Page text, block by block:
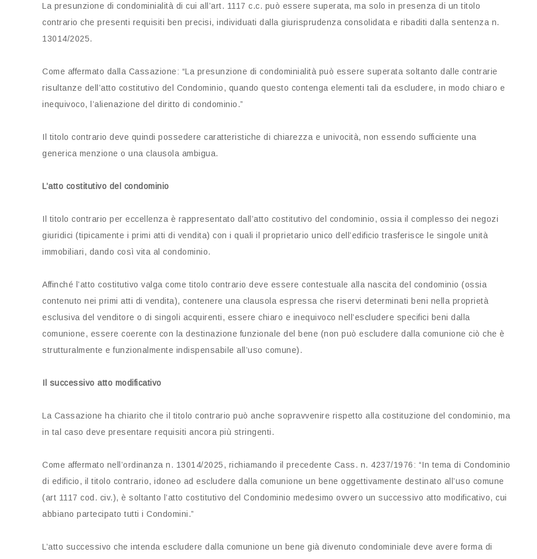
La presunzione di condominialità di cui all’art. 1117 c.c. può essere superata, ma solo in presenza di un titolo
contrario che presenti requisiti ben precisi, individuati dalla giurisprudenza consolidata e ribaditi dalla sentenza n.
13014/2025.
Come affermato dalla Cassazione: “La presunzione di condominialità può essere superata soltanto dalle contrarie
risultanze dell’atto costitutivo del Condominio, quando questo contenga elementi tali da escludere, in modo chiaro e
inequivoco, l’alienazione del diritto di condominio.”
Il titolo contrario deve quindi possedere caratteristiche di chiarezza e univocità, non essendo sufficiente una
generica menzione o una clausola ambigua.
L’atto costitutivo del condominio
Il titolo contrario per eccellenza è rappresentato dall’atto costitutivo del condominio, ossia il complesso dei negozi
giuridici (tipicamente i primi atti di vendita) con i quali il proprietario unico dell’edificio trasferisce le singole unità
immobiliari, dando così vita al condominio.
Affinché l’atto costitutivo valga come titolo contrario deve essere contestuale alla nascita del condominio (ossia
contenuto nei primi atti di vendita), contenere una clausola espressa che riservi determinati beni nella proprietà
esclusiva del venditore o di singoli acquirenti, essere chiaro e inequivoco nell’escludere specifici beni dalla
comunione, essere coerente con la destinazione funzionale del bene (non può escludere dalla comunione ciò che è
strutturalmente e funzionalmente indispensabile all’uso comune).
Il successivo atto modificativo
La Cassazione ha chiarito che il titolo contrario può anche sopravvenire rispetto alla costituzione del condominio, ma
in tal caso deve presentare requisiti ancora più stringenti.
Come affermato nell’ordinanza n. 13014/2025, richiamando il precedente Cass. n. 4237/1976: “In tema di Condominio
di edificio, il titolo contrario, idoneo ad escludere dalla comunione un bene oggettivamente destinato all’uso comune
(art 1117 cod. civ.), è soltanto l’atto costitutivo del Condominio medesimo ovvero un successivo atto modificativo, cui
abbiano partecipato tutti i Condomini.”
L’atto successivo che intenda escludere dalla comunione un bene già divenuto condominiale deve avere forma di